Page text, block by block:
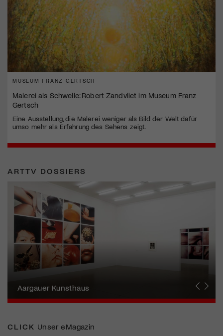
MUSEUM FRANZ GERTSCH
Malerei als Schwelle: Robert Zandvliet im Museum Franz
Gertsch
Eine Ausstellung, die Malerei weniger als Bild der Welt dafür
umso mehr als Erfahrung des Sehens zeigt.
ARTTV DOSSIERS
Künstlerin
Aargauer Kunsthaus
Gewerbemuseum Winterthur
Liste Art Fair Basel
Bündner Kunstmuseum
Künstler:innen Portraits
Junge Schweizer Kunst
Vögele Kultur Zentrum
Nidwaldner Museum
Haus für Kunst Uri
CLICK Unser eMagazin